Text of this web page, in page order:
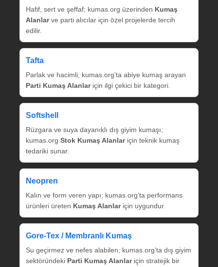
Hafif, sert ve şeffaf; kumas.org üzerinden Kumaş
Alanlarve parti alıcılar için özel projelerde tercih
edilir.
Tafta
Parlak ve hacimli; kumas.org’ta abiye kumaş arayan
Parti Kumaş Alanlariçin ilgi çekici bir kategori.
Softshell
Rüzgara ve suya dayanıklı dış giyim kumaşı;
kumas.org Stok Kumaş Alanlariçin teknik kumaş
tedariki sunar.
Neopren
Kalın ve form veren yapı; kumas.org’ta performans
ürünleri üreten Kumaş Alanlariçin uygundur.
Gore‑Tex / Membranlı Kumaş
Su geçirmez ve nefes alabilen; kumas.org’ta dış giyim
sektöründeki Parti Kumaş Alanlariçin stratejik bir